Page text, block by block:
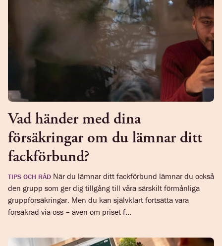
Vad händer med dina
försäkringar om du lämnar ditt
fackförbund?
TIPS OCH RÅD När du lämnar ditt fackförbund lämnar du också
den grupp som ger dig tillgång till våra särskilt förmånliga
gruppförsäkringar. Men du kan självklart fortsätta vara
försäkrad via oss – även om priset f...